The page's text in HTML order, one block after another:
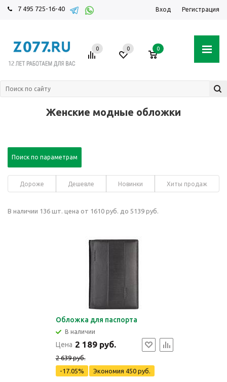
7 495 725-16-40 Вход Регистрация
0 0 0
Женские модные обложки
Поиск по параметрам
Дороже Дешевле Новинки Хиты продаж
В наличии 136 шт. цена от 1610 руб. до 5139 руб.
Обложка для паспорта
В наличии
Цена 2 189 руб.
2 639 руб.
-17.05%
Экономия 450 руб.